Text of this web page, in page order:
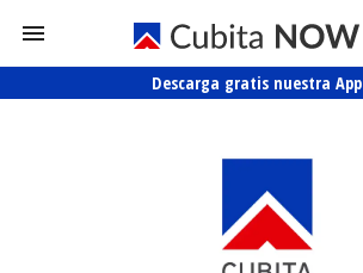
Descarga gratis nuestra App